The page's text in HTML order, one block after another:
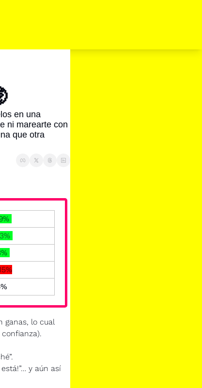
en una
ni marearte con
que otra
ganas, lo cual
y aún así